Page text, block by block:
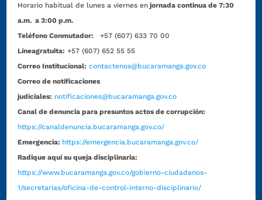
Horario habitual de lunes a viernes en jornada continua de 7:30
a.m. a 3:00 p.m.
Teléfono Conmutador:
+57 (607) 633 70 00
Líneagratuita: +57 (607) 652 55 55
Correo Institucional: contactenos@bucaramanga.gov.co
Correo de notificaciones
judiciales: notificaciones@bucaramanga.gov.co
Canal de denuncia para presuntos actos de corrupción:
https://canaldenuncia.bucaramanga.gov.co/
Emergencia: https://emergencia.bucaramanga.gov.co/
Radique aquí su queja disciplinaria:
https://www.bucaramanga.gov.co/gobierno-ciudadanos-
1/secretarias/oficina-de-control-interno-disciplinario/